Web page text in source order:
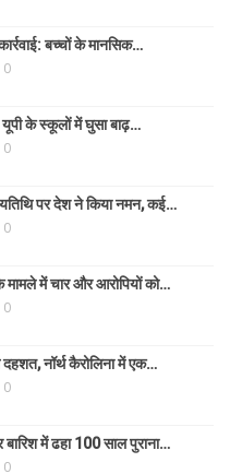
बच्चों के मानसिक…
0
के स्कूलों में घुसा बाढ़…
0
पर देश ने किया नमन, कई…
0
मामले में चार और आरोपियों को…
0
दहशत, नॉर्थ कैरोलिना में एक…
0
बारिश में ढहा 100 साल पुराना…
0